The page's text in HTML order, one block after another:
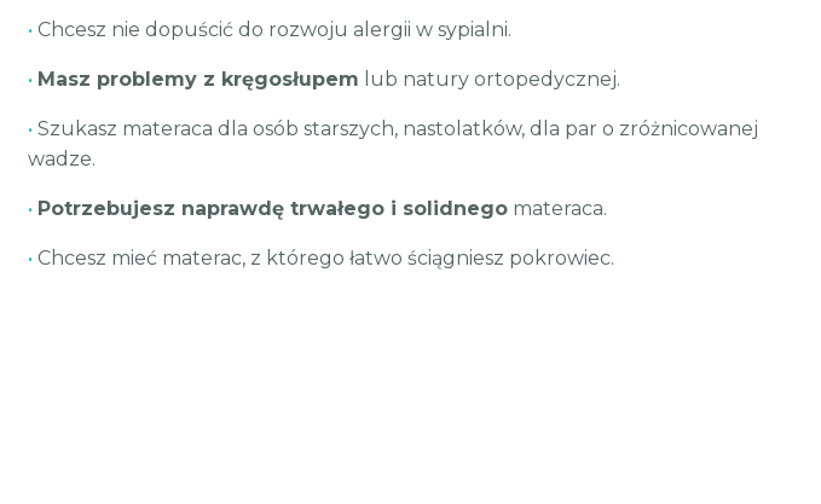
• Chcesz nie dopuścić do rozwoju alergii w sypialni.
• Masz problemy z kręgosłupem lub natury ortopedycznej.
• Szukasz materaca dla osób starszych, nastolatków, dla par o zróżnicowanej
wadze.
• Potrzebujesz naprawdę trwałego i solidnego materaca.
• Chcesz mieć materac, z którego łatwo ściągniesz pokrowiec.